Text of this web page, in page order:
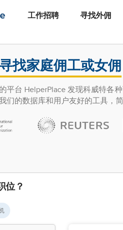
工作招聘 寻找外佣
找家庭佣工或女佣
平台 HelperPlace 发现科威特各
们的数据库和用户友好的工具，
位？